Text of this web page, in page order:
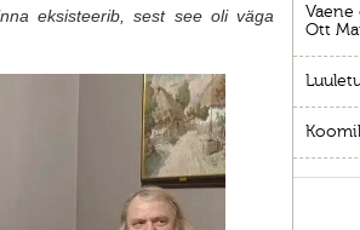
eksisteerib, sest see oli väga
Ott